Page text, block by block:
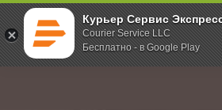
Курьер Сервис
Courier Service LLC
Бесплатно - в Google Play
; Главная О компании Новости